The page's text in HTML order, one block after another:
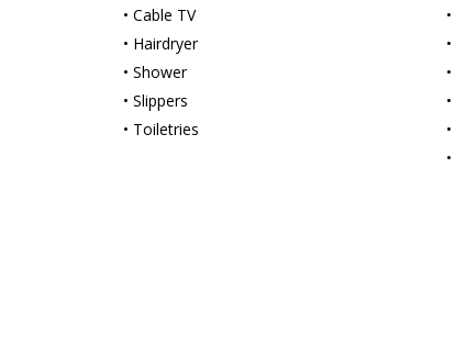
•Cable TV
• Hairdryer
•Shower
•Slippers
• Toiletries
•
•
•
•
•
•